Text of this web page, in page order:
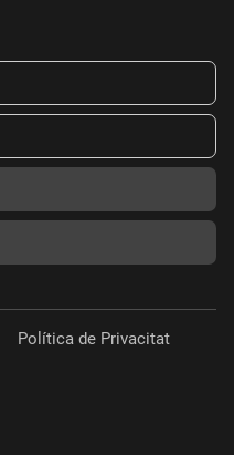
Política de Privacitat